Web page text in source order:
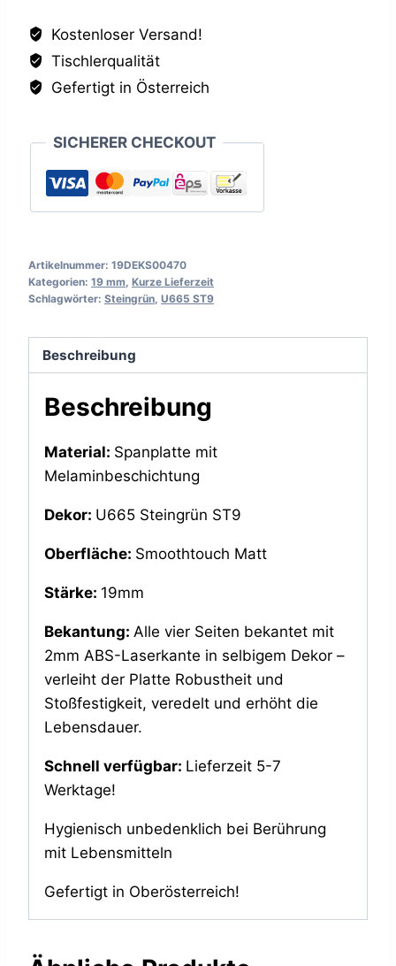
MengeKostenloser Versand!
Tischlerqualität
Gefertigt in Österreich
SICHERER CHECKOUT
Artikelnummer: 19DEKS00470
Kategorien: 19 mm Kurze Lieferzeit
Schlagwörter: Steingrün U665 ST9
Beschreibung
Beschreibung
Material: Spanplatte mit
Melaminbeschichtung
Dekor: U665 Steingrün ST9
Oberfläche: Smoothtouch Matt
Stärke: 19mm
Bekantung: Alle vier Seiten bekantet mit
2mm ABS-Laserkante in selbigem Dekor –
verleiht der Platte Robustheit und
Stoßfestigkeit, veredelt und erhöht die
Lebensdauer.
Schnell verfügbar: Lieferzeit 5-7
Werktage!
Hygienisch unbedenklich bei Berührung
mit Lebensmitteln
Gefertigt in Oberösterreich!